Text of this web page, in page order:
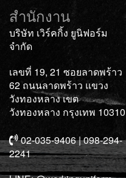
สำนักงาน
บริษัท เวิร์คกิ้ง ยูนิฟอร์ม
จำกัด
เลขที่ 19, 21 ซอยลาดพร้าว
62 ถนนลาดพร้าว แขวง
วังทองหลาง เขต
วังทองหลาง กรุงเทพ 10310
02-035-9406 | 098-294-
2241